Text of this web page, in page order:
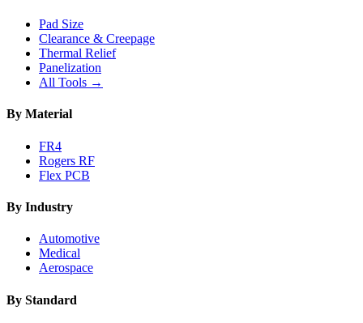
Pad Size
Clearance & Creepage
Thermal Relief
Panelization
All Tools →
By Material
FR4
Rogers RF
Flex PCB
By Industry
Automotive
Medical
Aerospace
By Standard